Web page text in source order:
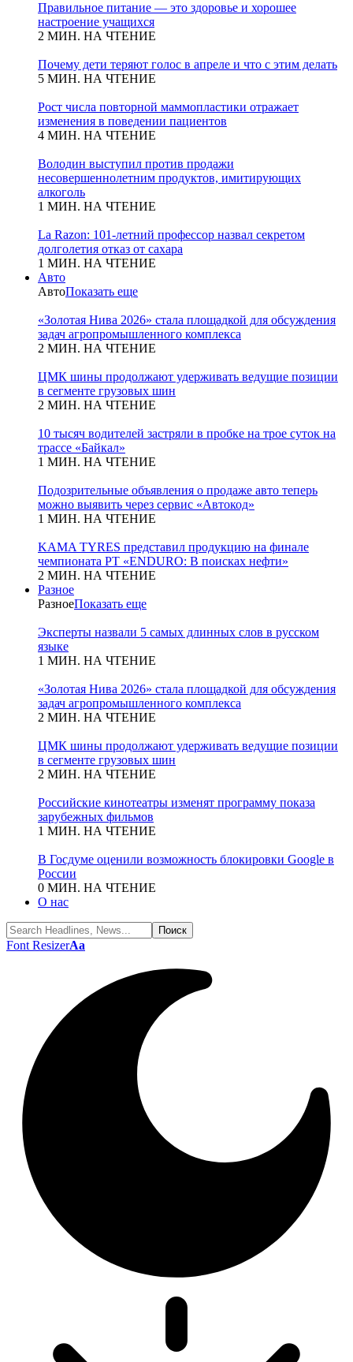
Правильное питание — это здоровье и хорошее
настроение учащихся
2 МИН. НА ЧТЕНИЕ
Почему дети теряют голос в апреле и что с этим делать
5 МИН. НА ЧТЕНИЕ
Рост числа повторной маммопластики отражает
изменения в поведении пациентов
4 МИН. НА ЧТЕНИЕ
Володин выступил против продажи
несовершеннолетним продуктов, имитирующих
алкоголь
1 МИН. НА ЧТЕНИЕ
La Razon: 101-летний профессор назвал секретом
долголетия отказ от сахара
1 МИН. НА ЧТЕНИЕ
Авто
АвтоПоказать еще
«Золотая Нива 2026» стала площадкой для обсуждения
задач агропромышленного комплекса
2 МИН. НА ЧТЕНИЕ
ЦМК шины продолжают удерживать ведущие позиции
в сегменте грузовых шин
2 МИН. НА ЧТЕНИЕ
10 тысяч водителей застряли в пробке на трое суток на
трассе «Байкал»
1 МИН. НА ЧТЕНИЕ
Подозрительные объявления о продаже авто теперь
можно выявить через сервис «Автокод»
1 МИН. НА ЧТЕНИЕ
KAMA TYRES представил продукцию на финале
чемпионата РТ «ENDURO: В поисках нефти»
2 МИН. НА ЧТЕНИЕ
Разное
РазноеПоказать еще
Эксперты назвали 5 самых длинных слов в русском
языке
1 МИН. НА ЧТЕНИЕ
«Золотая Нива 2026» стала площадкой для обсуждения
задач агропромышленного комплекса
2 МИН. НА ЧТЕНИЕ
ЦМК шины продолжают удерживать ведущие позиции
в сегменте грузовых шин
2 МИН. НА ЧТЕНИЕ
Российские кинотеатры изменят программу показа
зарубежных фильмов
1 МИН. НА ЧТЕНИЕ
В Госдуме оценили возможность блокировки Google в
России
0 МИН. НА ЧТЕНИЕ
О нас
Font ResizerAa